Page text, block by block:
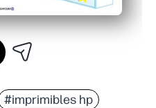
#imprimibles hp